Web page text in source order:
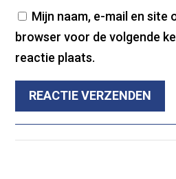
Mijn naam, e-mail en site
browser voor de volgende
reactie plaats.
REACTIE VERZENDEN